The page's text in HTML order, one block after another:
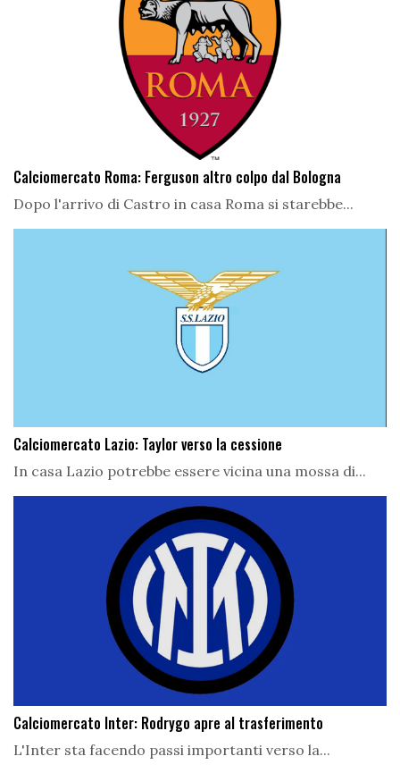
Calciomercato Roma: Ferguson altro colpo dal Bologna
Dopo l'arrivo di Castro in casa Roma si starebbe...
Calciomercato Lazio: Taylor verso la cessione
In casa Lazio potrebbe essere vicina una mossa di...
Calciomercato Inter: Rodrygo apre al trasferimento
L'Inter sta facendo passi importanti verso la...